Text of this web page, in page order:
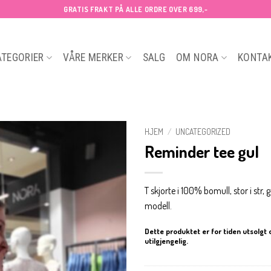
GRATIS FRAKT PÅ ALLE ORDRE OVER 699,-
VÅRE MERKER SALG OM NORA
HJEM / UNCATEGORIZED
Reminder tee gul
T skjorte i 100% bomull, stor i str,
modell.
Dette produktet er for tiden utsolgt
utilgjengelig.